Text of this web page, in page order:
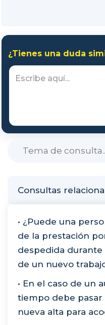
Consultas
• ¿Puede una
de la prestación
despedida
de un nuevo
• En el caso de un
tiempo debe pasar
nueva alta para
¿Tienes una duda